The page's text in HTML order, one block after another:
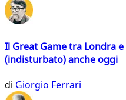
Il Great Game tra Londra
(indisturbato) anche oggi
di Giorgio Ferrari